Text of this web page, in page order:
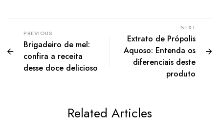
PREVIOUS
Brigadeiro de mel:
confira a receita
desse doce delicioso
NEXT
Extrato de Própolis
Aquoso: Entenda os
diferenciais deste
produto
Related Articles